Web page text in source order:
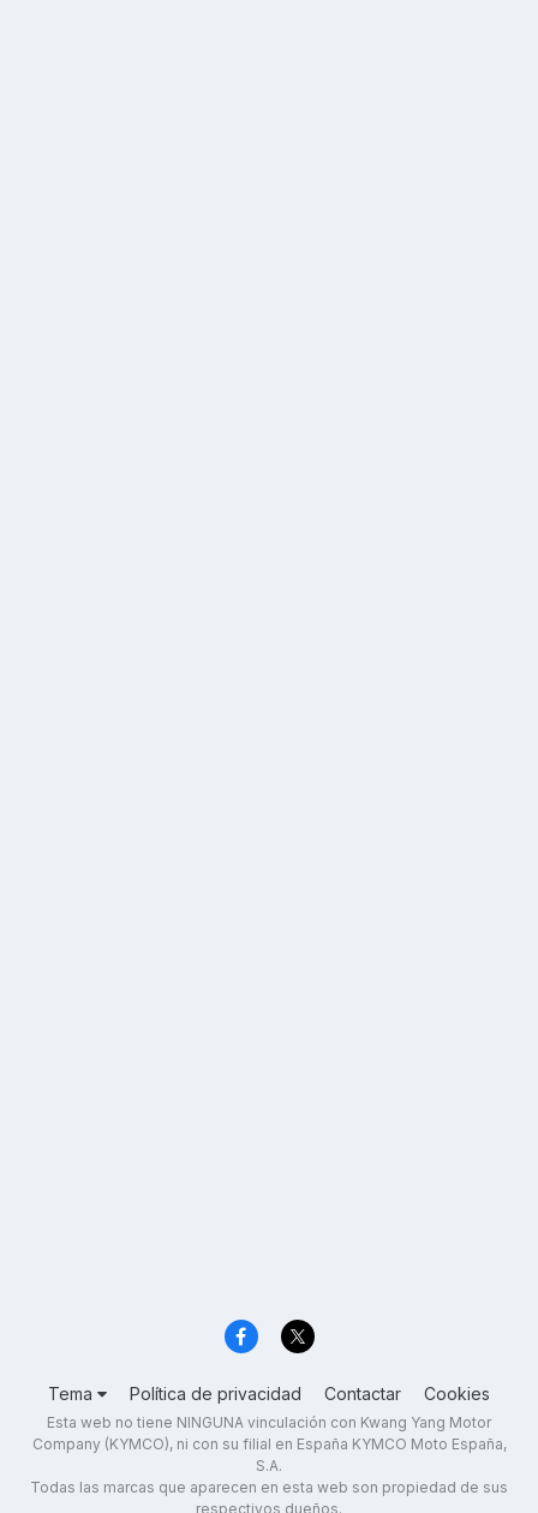
Tema Política de privacidad Contactar Cookies
Esta web no tiene NINGUNA vinculación con Kwang Yang Motor
Company (KYMCO), ni con su filial en España KYMCO Moto España,
S.A.
Todas las marcas que aparecen en esta web son propiedad de sus
respectivos dueños.